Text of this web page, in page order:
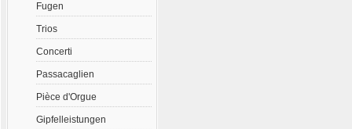
Fugen
Trios
Concerti
Passacaglien
Pièce d'Orgue
Gipfelleistungen